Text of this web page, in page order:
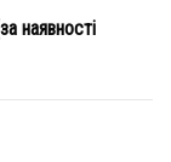
наявності